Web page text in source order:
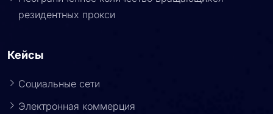
Кейсы
Социальные сети
Электронная коммерция